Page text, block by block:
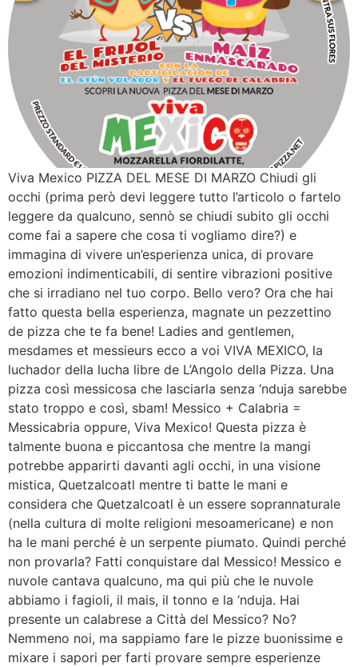
Viva Mexico PIZZA DEL MESE DI MARZO Chiudi gli
occhi (prima però devi leggere tutto l’articolo o fartelo
leggere da qualcuno, sennò se chiudi subito gli occhi
come fai a sapere che cosa ti vogliamo dire?) e
immagina di vivere un’esperienza unica, di provare
emozioni indimenticabili, di sentire vibrazioni positive
che si irradiano nel tuo corpo. Bello vero? Ora che hai
fatto questa bella esperienza, magnate un pezzettino
de pizza che te fa bene! Ladies and gentlemen,
mesdames et messieurs ecco a voi VIVA MEXICO, la
luchador della lucha libre de L’Angolo della Pizza. Una
pizza così messicosa che lasciarla senza ‘nduja sarebbe
stato troppo e così, sbam! Messico + Calabria =
Messicabria oppure, Viva Mexico! Questa pizza è
talmente buona e piccantosa che mentre la mangi
potrebbe apparirti davanti agli occhi, in una visione
mistica, Quetzalcoatl mentre ti batte le mani e
considera che Quetzalcoatl è un essere soprannaturale
(nella cultura di molte religioni mesoamericane) e non
ha le mani perché è un serpente piumato. Quindi perché
non provarla? Fatti conquistare dal Messico! Messico e
nuvole cantava qualcuno, ma qui più che le nuvole
abbiamo i fagioli, il mais, il tonno e la ‘nduja. Hai
presente un calabrese a Città del Messico? No?
Nemmeno noi, ma sappiamo fare le pizze buonissime e
mixare i sapori per farti provare sempre esperienze